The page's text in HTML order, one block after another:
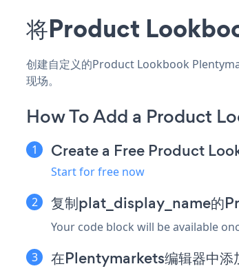
将Product
创建自定义的Product Lookbook
现场。
How To Add a Product
Create a Free Product
Start for free now
复制plat_display_name的
Your code block will be available
在Plentymarkets编辑器中添